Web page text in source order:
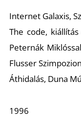
Internet Galaxis,
The code,
Peternák
Flusser Szimpozion
Áthidalás, Duna
1996